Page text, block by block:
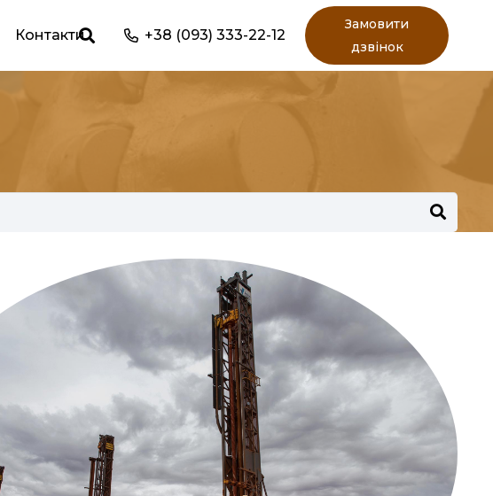
Контакти +38 (093) 333-22-12
Замовити
дзвінок